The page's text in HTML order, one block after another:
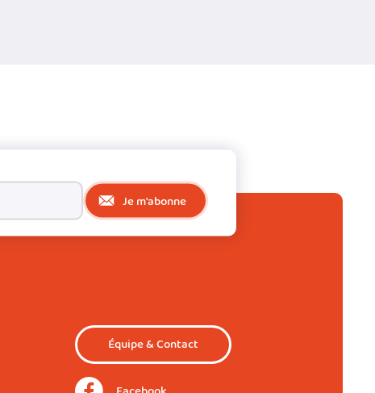
Je m'abonne
Équipe & Contact